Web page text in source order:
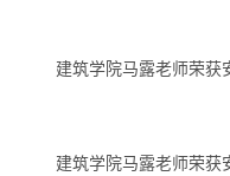
建筑学院马露老师荣获